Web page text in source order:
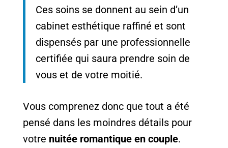
Ces soins se donnent au sein d’un
cabinet esthétique raffiné et sont
dispensés par une professionnelle
certifiée qui saura prendre soin de
vous et de votre moitié.
Vous comprenez donc que tout a été
pensé dans les moindres détails pour
votre nuitée romantique en couple.